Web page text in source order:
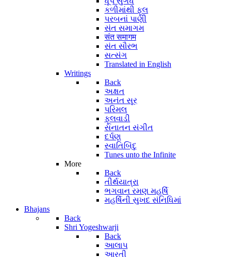
કળીમાંથી ફૂલ
પરબનાં પાણી
સંત સમાગમ
संत समागम
સંત સૌરભ
સત્સંગ
Translated in English
Writings
Back
અક્ષત
અનંત સૂર
પરિમલ
ફૂલવાડી
સનાતન સંગીત
દર્પણ
સ્વાતિબિંદુ
Tunes unto the Infinite
More
Back
તીર્થયાત્રા
ભગવાન રમણ મહર્ષિ
મહર્ષિની સુખદ સંનિધિમાં
Bhajans
Back
Shri Yogeshwarji
Back
આલાપ
આરતી